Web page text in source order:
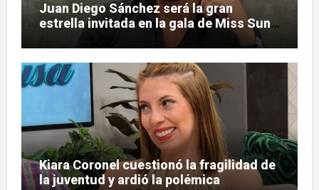
Juan Diego Sánchez será la gran
estrella invitada en la gala de Miss Sun
Kiara Coronel cuestionó la fragilidad de
la juventud y ardió la polémica